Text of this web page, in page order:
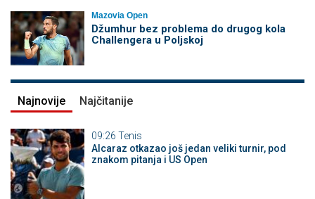
Mazovia Open
Džumhur bez problema do drugog kola
Challengera u Poljskoj
Najnovije Najčitanije
09:26 Tenis
Alcaraz otkazao još jedan veliki turnir, pod
znakom pitanja i US Open